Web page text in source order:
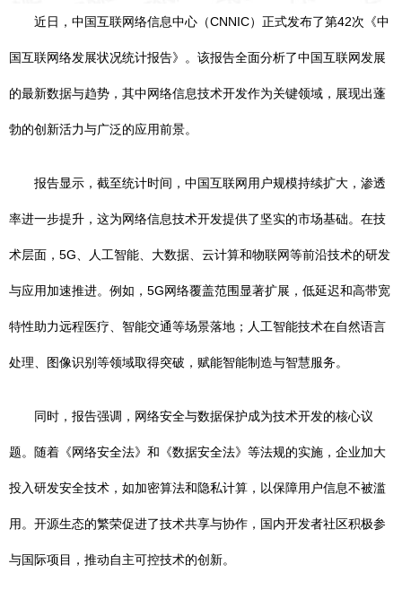
近日，中国互联网络信息中心（CNNIC）正式发布了第42次《中
国互联网络发展状况统计报告》。该报告全面分析了中国互联网发展
的最新数据与趋势，其中网络信息技术开发作为关键领域，展现出蓬
勃的创新活力与广泛的应用前景。
报告显示，截至统计时间，中国互联网用户规模持续扩大，渗透
率进一步提升，这为网络信息技术开发提供了坚实的市场基础。在技
术层面，5G、人工智能、大数据、云计算和物联网等前沿技术的研发
与应用加速推进。例如，5G网络覆盖范围显著扩展，低延迟和高带宽
特性助力远程医疗、智能交通等场景落地；人工智能技术在自然语言
处理、图像识别等领域取得突破，赋能智能制造与智慧服务。
同时，报告强调，网络安全与数据保护成为技术开发的核心议
题。随着《网络安全法》和《数据安全法》等法规的实施，企业加大
投入研发安全技术，如加密算法和隐私计算，以保障用户信息不被滥
用。开源生态的繁荣促进了技术共享与协作，国内开发者社区积极参
与国际项目，推动自主可控技术的创新。